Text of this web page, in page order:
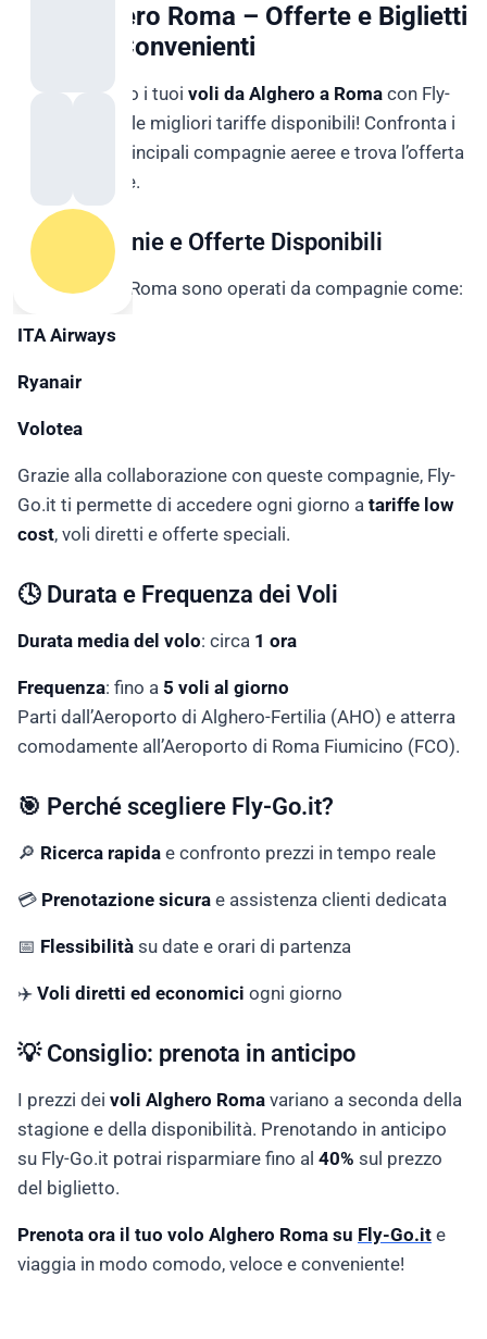
Voli Alghero Roma – Offerte e Biglietti
a Prezzi Convenienti
Prenota subito i tuoi voli da Alghero a Roma con Fly-
Go.it e scopri le migliori tariffe disponibili! Confronta i
prezzi delle principali compagnie aeree e trova l’offerta
perfetta per te.
✈️ Compagnie e Offerte Disponibili
I voli Alghero-Roma sono operati da compagnie come:
ITA Airways
Ryanair
Volotea
Grazie alla collaborazione con queste compagnie, Fly-
Go.it ti permette di accedere ogni giorno a tariffe low
cost, voli diretti e offerte speciali.
🕓 Durata e Frequenza dei Voli
Durata media del volo: circa 1 ora
Frequenza: fino a 5 voli al giorno
Parti dall’Aeroporto di Alghero-Fertilia (AHO) e atterra
comodamente all’Aeroporto di Roma Fiumicino (FCO).
🎯 Perché scegliere Fly-Go.it?
🔎 Ricerca rapida e confronto prezzi in tempo reale
💳 Prenotazione sicura e assistenza clienti dedicata
📅 Flessibilità su date e orari di partenza
✈️ Voli diretti ed economici ogni giorno
💡 Consiglio: prenota in anticipo
I prezzi dei voli Alghero Roma variano a seconda della
stagione e della disponibilità. Prenotando in anticipo
su Fly-Go.it potrai risparmiare fino al 40% sul prezzo
del biglietto.
Prenota ora il tuo volo Alghero Roma su Fly-Go.it e
viaggia in modo comodo, veloce e conveniente!